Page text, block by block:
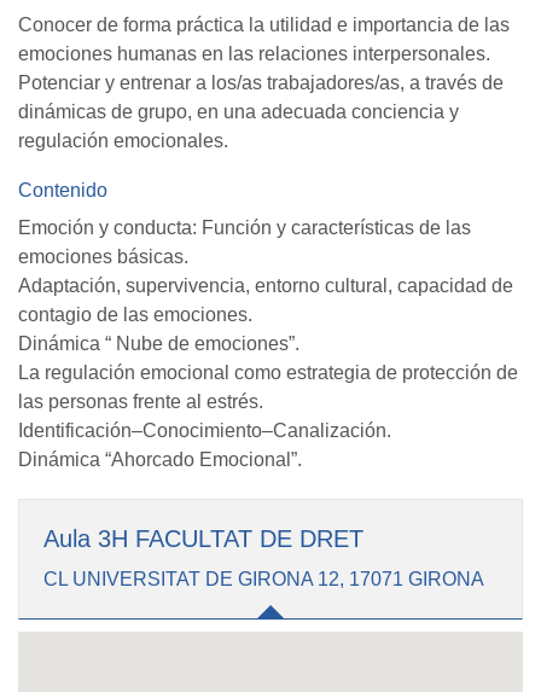
Conocer de forma práctica la utilidad e importancia de las
emociones humanas en las relaciones interpersonales.
Potenciar y entrenar a los/as trabajadores/as, a través de
dinámicas de grupo, en una adecuada conciencia y
regulación emocionales.
Contenido
Emoción y conducta: Función y características de las
emociones básicas.
Adaptación, supervivencia, entorno cultural, capacidad de
contagio de las emociones.
Dinámica “ Nube de emociones”.
La regulación emocional como estrategia de protección de
las personas frente al estrés.
Identificación–Conocimiento–Canalización.
Dinámica “Ahorcado Emocional”.
Aula 3H FACULTAT DE DRET
CL UNIVERSITAT DE GIRONA 12, 17071 GIRONA